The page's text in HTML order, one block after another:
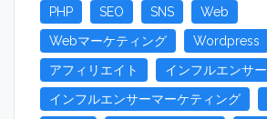
PHP
SEO SNS
Web
Webマーケティング
Wordpress
アフィリエイト
インフルエンサー
インフルエンサーマーケティング